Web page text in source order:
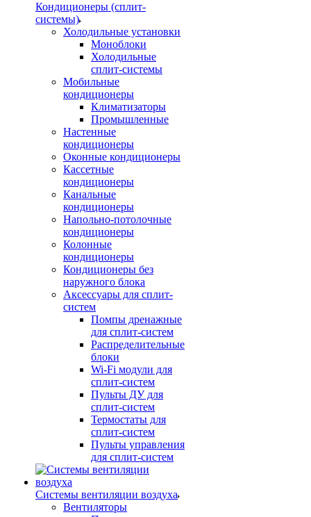
Кондиционеры (сплит-
системы)
Холодильные установки
Моноблоки
Холодильные
сплит-системы
Мобильные
кондиционеры
Климатизаторы
Промышленные
Настенные
кондиционеры
Оконные кондиционеры
Кассетные
кондиционеры
Канальные
кондиционеры
Напольно-потолочные
кондиционеры
Колонные
кондиционеры
Кондиционеры без
наружного блока
Аксессуары для сплит-
систем
Помпы дренажные
для сплит-систем
Распределительные
блоки
Wi-Fi модули для
сплит-систем
Пульты ДУ для
сплит-систем
Термостаты для
сплит-систем
Пульты управления
для сплит-систем
Системы вентиляции воздуха
Вентиляторы